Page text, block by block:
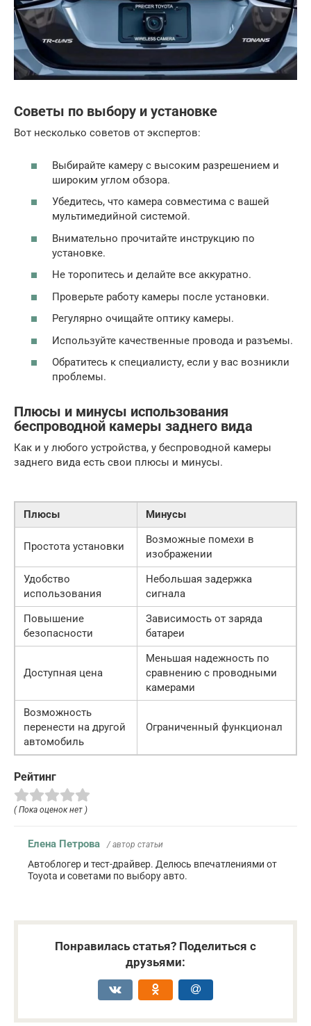
Советы по выбору и установке
Вот несколько советов от экспертов:
Выбирайте камеру с высоким разрешением и
широким углом обзора.
Убедитесь, что камера совместима с вашей
мультимедийной системой.
Внимательно прочитайте инструкцию по
установке.
Не торопитесь и делайте все аккуратно.
Проверьте работу камеры после установки.
Регулярно очищайте оптику камеры.
Используйте качественные провода и разъемы.
Обратитесь к специалисту, если у вас возникли
проблемы.
Плюсы и минусы использования
беспроводной камеры заднего вида
Как и у любого устройства, у беспроводной камеры
заднего вида есть свои плюсы и минусы.
Плюсы Минусы
Простота установки
Возможные помехи в
изображении
Удобство
использования
Небольшая задержка
сигнала
Повышение
безопасности
Зависимость от заряда
батареи
Доступная цена
Меньшая надежность по
сравнению с проводными
камерами
Возможность
перенести на другой
автомобиль
Ограниченный функционал
Рейтинг
( Пока оценок нет )
Елена Петрова / автор статьи
Автоблогер и тест-драйвер. Делюсь впечатлениями от
Toyota и советами по выбору авто.
Понравилась статья? Поделиться с
друзьями: